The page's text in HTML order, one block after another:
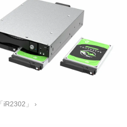
「iR2302」 ›